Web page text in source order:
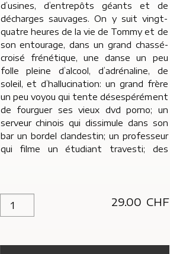
d’usines, d’entrepôts géants et de
décharges sauvages. On y suit vingt-
quatre heures de la vie de Tommy et de
son entourage, dans un grand chassé-
croisé frénétique, une danse un peu
folle pleine d’alcool, d’adrénaline, de
soleil, et d’hallucination: un grand frère
un peu voyou qui tente désespérément
de fourguer ses vieux dvd porno; un
serveur chinois qui dissimule dans son
bar un bordel clandestin; un professeur
qui filme un étudiant travesti; des
qui convergent dans un final que l’on
quantité de Lune du matin 29.00 CHF